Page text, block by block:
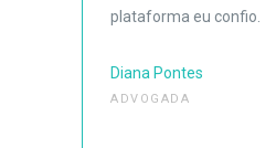
plataforma eu confio.
Diana Pontes
ADVOGADA